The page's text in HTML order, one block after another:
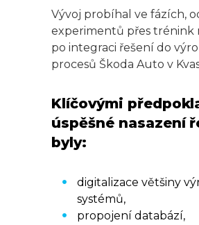
Vývoj probíhal ve fázích,
experimentů přes trénink
po integraci řešení do
procesů Škoda Auto v
Klíčovými
úspěšné nasazení
byly:
digitalizace většiny
systémů,
propojení databází,